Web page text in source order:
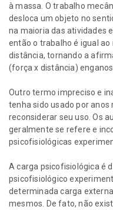
à massa. O trabalho
desloca um objeto no
na maioria das atividades
então o trabalho é igual
distância, tornando a
(força x distância)
Outro termo impreciso e
tenha sido usado por anos
reconsiderar seu uso. Os
geralmente se refere e
psicofisiológicas
A carga psicofisiológica é
psicofisiológico
determinada carga
mesmos. De fato, não